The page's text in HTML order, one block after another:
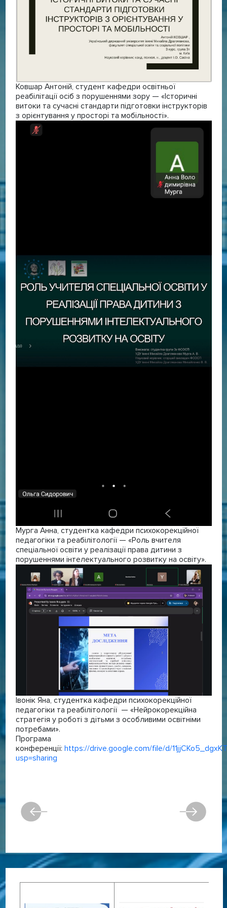
Ковшар Антоній, студент кафедри освітньої
реабілітації осіб з порушеннями зору — «Історичні
витоки та сучасні стандарти підготовки інструкторів
з орієнтування у просторі та мобільності».
Мурга Анна, студентка кафедри психокорекційної
педагогіки та реабілітології — «Роль вчителя
спеціальної освіти у реалізації права дитини з
порушеннями інтелектуального розвитку на освіту».
Івонік Яна, студентка кафедри психокорекційної
педагогіки та реабілітології — «Нейрокорекційна
стратегія у роботі з дітьми з особливими освітніми
потребами».
Програма
конференції: https://drive.google.com/file/d/
usp=sharing